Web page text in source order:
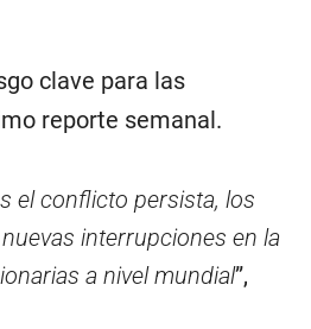
clave para las
reporte semanal.
el conflicto persista, los
interrupciones en la
a nivel mundial”,